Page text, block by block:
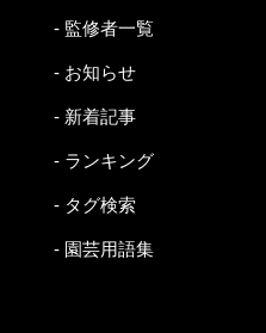
- 監修者一覧
- お知らせ
- 新着記事
- ランキング
- タグ検索
- 園芸用語集